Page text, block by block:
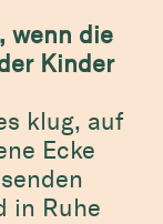
wenn die
Kinder
klug, auf
Ecke
in Ruhe